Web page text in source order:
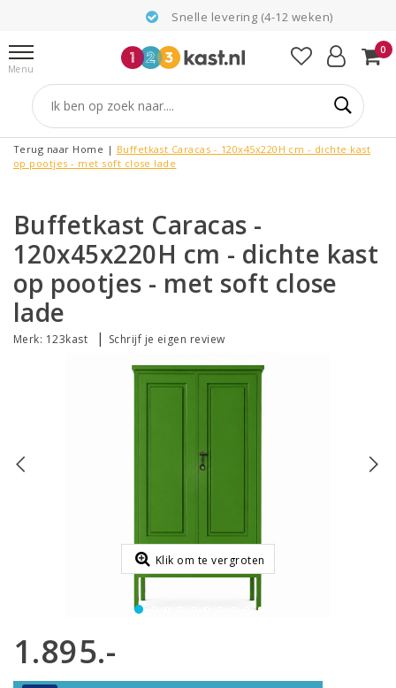
Snelle levering (4-12 weken)
Menu
0
Terug naar Home | Buffetkast Caracas - 120x45x220H cm - dichte kast
op pootjes - met soft close lade
Buffetkast Caracas -
120x45x220H cm - dichte kast
op pootjes - met soft close
lade
Merk: 123kast | Schrijf je eigen review
Klik om te vergroten
1.895.-